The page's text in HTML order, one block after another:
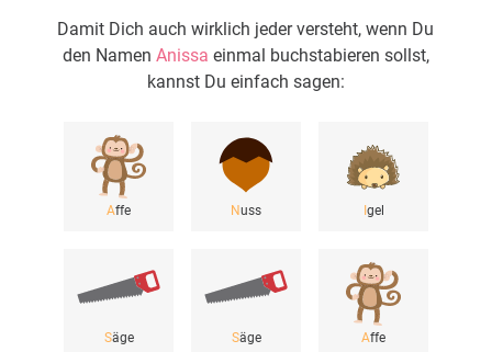
Damit Dich auch wirklich jeder versteht, wenn Du
den Namen Anissa einmal buchstabieren sollst,
kannst Du einfach sagen:
Affe Nuss Igel
Säge Säge Affe